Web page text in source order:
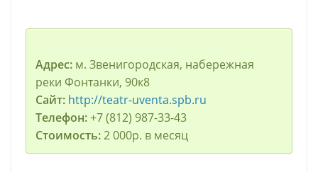
Адрес:м. Звенигородская, набережная
реки Фонтанки, 90к8
Сайт: http://teatr-uventa.spb.ru
Телефон:+7 (812) 987-33-43
Стоимость:2 000р. в месяц